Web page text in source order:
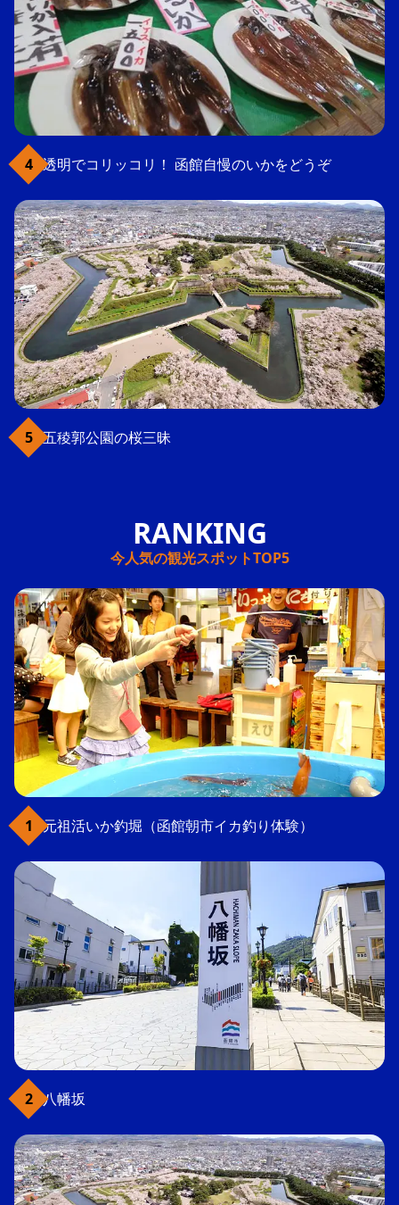
透明でコリッコリ！ 函館自慢のいかをどうぞ
五稜郭公園の桜三昧
今人気の観光スポットTOP5
元祖活いか釣堀（函館朝市イカ釣り体験）
八幡坂